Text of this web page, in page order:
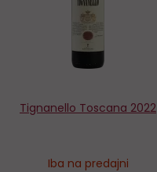
Tignanello Toscana 2022
Iba na predajni